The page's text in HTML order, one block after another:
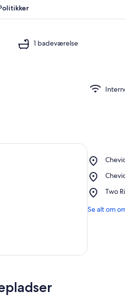
Udendørs spisemuligheder
1 badeværelse
Place,
Library
Place,
Two
Place,
Rivers
Se alt om